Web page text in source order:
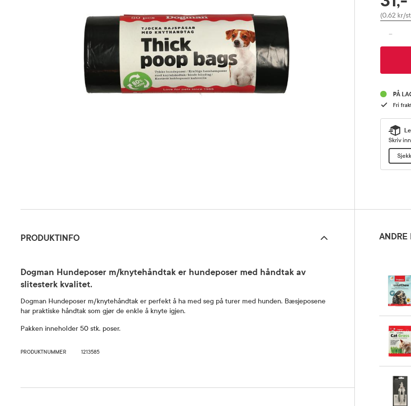
Pris
(0,62 kr/
-
PÅ
Fri
Skriv
PRODUKTINFO
Dogman Hundeposer m/knytehåndtak er hundeposer med håndtak av
slitesterk kvalitet.
Dogman Hundeposer m/knytehåndtak er perfekt å ha med seg på turer med hunden. Bæsjeposene
har praktiske håndtak som gjør de enkle å knyte igjen.
Pakken inneholder 50 stk. poser.
PRODUKTNUMMER 1213585
ANDRE